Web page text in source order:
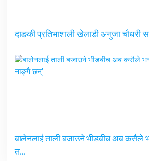
दाङकी प्रतिभाशाली खेलाडी अनुजा चौधरी
बालेनलाई ताली बजाउने भीडबीच अब कसैले
त…